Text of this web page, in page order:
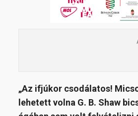
„Az ifjúkor csodálatos!
lehetett volna G. B. Shaw